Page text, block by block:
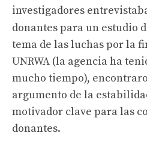
investigadores
donantes para un estudio
tema de las luchas por la
UNRWA (la agencia ha
mucho tiempo),
argumento de la
motivador clave para las
donantes.